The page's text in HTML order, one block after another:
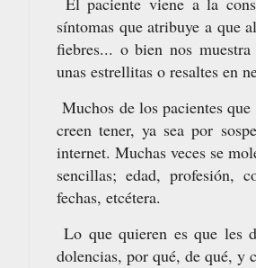
síntomas que atribuye a que
fiebres... o bien nos
unas estrellitas o resaltes en
Muchos de los pacientes
creen tener, ya sea por
internet. Muchas veces se
sencillas; edad, profesión,
fechas, etcétera.
Lo que quieren es que les
dolencias, por qué, de qué, y